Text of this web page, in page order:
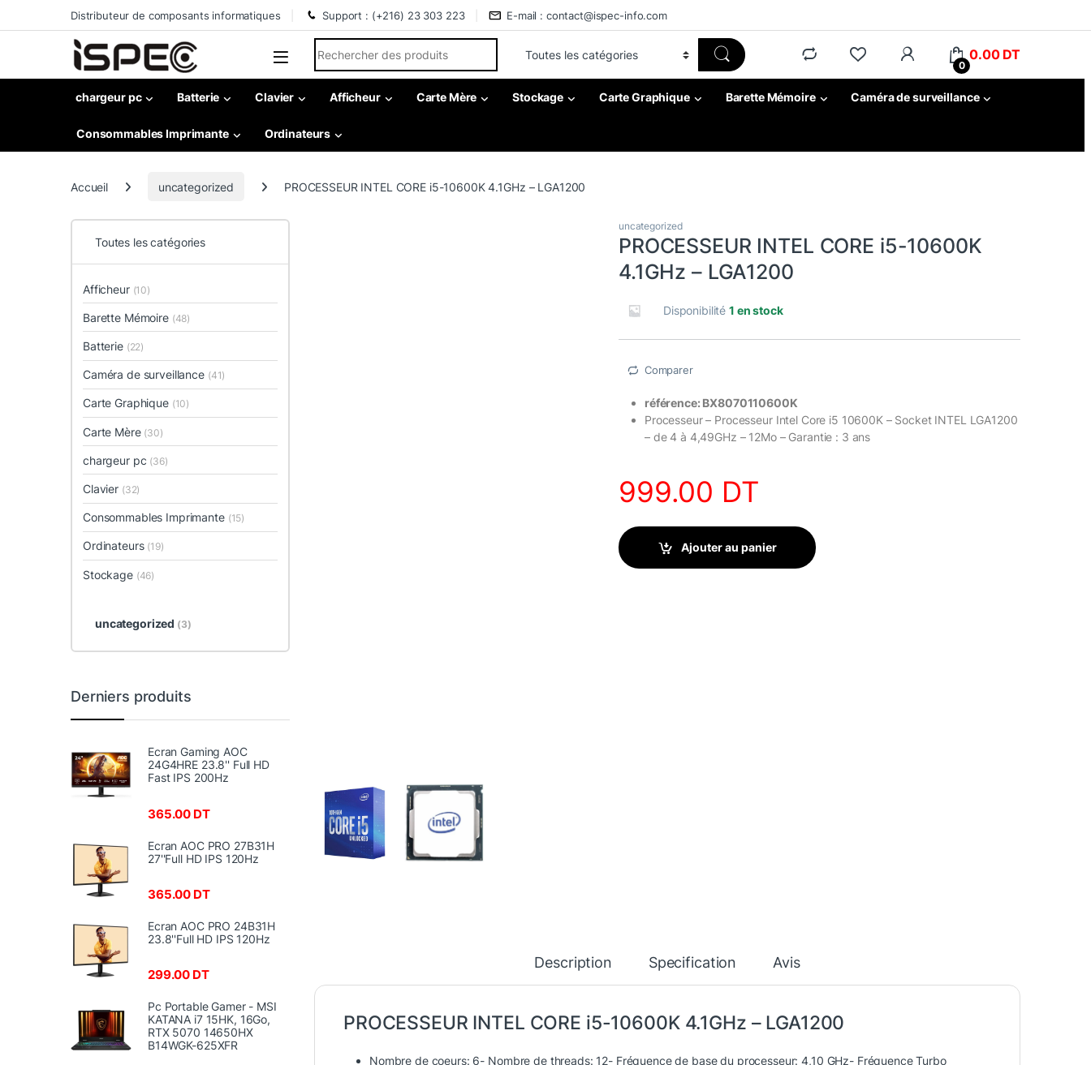
Skip to navigation
Skip to contentDistributeur de composants informatiques Support : (+216) 23 303 223 E-mail : contact@ispec-info.com
Search for:
0
0.00 DT
chargeur pc Batterie Clavier Afficheur Carte Mère Stockage Carte Graphique Barette Mémoire Caméra de surveillance
Consommables Imprimante Ordinateurs
Accueil uncategorized PROCESSEUR INTEL CORE i5-10600K 4.1GHz – LGA1200
uncategorized
PROCESSEUR INTEL CORE i5-10600K
4.1GHz – LGA1200
Disponibilité1 en stock
Comparer
référence: BX8070110600K
Processeur – Processeur Intel Core i5 10600K – Socket INTEL LGA1200
– de 4 à 4,49GHz – 12Mo – Garantie : 3 ans
999.00 DT
Ajouter au panier
Description Specification Avis
PROCESSEUR INTEL CORE i5-10600K 4.1GHz – LGA1200
Nombre de coeurs: 6- Nombre de threads: 12- Fréquence de base du processeur: 4,10 GHz- Fréquence Turbo
Toutes les catégories
Afficheur (10)
Barette Mémoire (48)
Batterie (22)
Caméra de surveillance (41)
Carte Graphique (10)
Carte Mère (30)
chargeur pc (36)
Clavier (32)
Consommables Imprimante (15)
Ordinateurs (19)
Stockage (46)
uncategorized (3)
Derniers produits
Ecran Gaming AOC
24G4HRE 23.8'' Full HD
Fast IPS 200Hz
365.00 DT
Ecran AOC PRO 27B31H
27''Full HD IPS 120Hz
365.00 DT
Ecran AOC PRO 24B31H
23.8''Full HD IPS 120Hz
299.00 DT
Pc Portable Gamer - MSI
KATANA i7 15HK, 16Go,
RTX 5070 14650HX
B14WGK-625XFR